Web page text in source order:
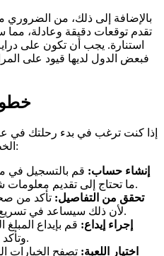
بالإضافة إلى ذلك، من الضروري
تقدم توقعات دقيقة وعادلة، مما
استنارة. يجب أن تكون على
فبعض الدول لديها قيود على
إذا كنت ترغب في بدء رحلتك في
الخطوات الأساسية التي يجب اتباعها:
إنشاء حساب: قم بالتسجيل في
ما تحتاج إلى تقديم معلومات شخصية والتحقق من هويتك.
تحقق من التفاصيل: تأكد من
لأن ذلك سيساعد في تسريع عملية سحب الأرباح لاحقًا.
إجراء إيداع: قم بإيداع
وتأكد من اختيار طريقة دفع آمنة.
اختيار اللعبة: تصفح الخيارات